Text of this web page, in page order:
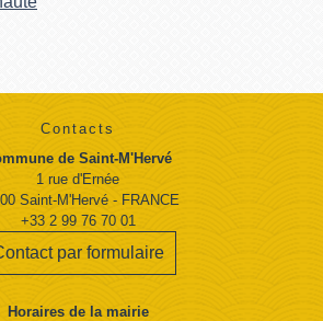
Contacts
de Saint-M'Hervé
1 rue d'Ernée
Saint-M'Hervé - FRANCE
+33 2 99 76 70 01
par formulaire
Horaires de la mairie